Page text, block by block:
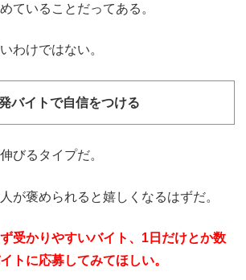
ていることだってある。
わけではない。
バイトで自信をつける
びるタイプだ。
が褒められると嬉しくなるはずだ。
受かりやすいバイト、1日だけとか数
トに応募してみてほしい。